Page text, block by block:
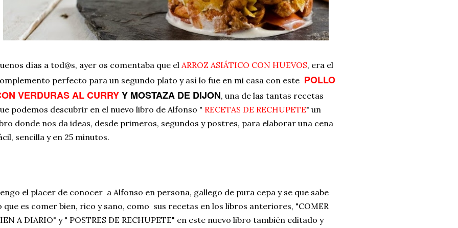
días a tod@s, ayer os comentaba que el ARROZ ASIÁTICO CON HUEVOS, era el
perfecto para un segundo plato y así lo fue en mi casa con este POLLO
VERDURAS AL CURRYY MOSTAZA DE DIJON, una de las tantas recetas
podemos descubrir en el nuevo libro de Alfonso " RECETAS DE RECHUPETE" un
donde nos da ideas, desde primeros, segundos y postres, para elaborar una cena
sencilla y en 25 minutos.
el placer de conocer a Alfonso en persona, gallego de pura cepa y se que sabe
que es comer bien, rico y sano, como sus recetas en los libros anteriores, "COMER
A DIARIO" y " POSTRES DE RECHUPETE" en este nuevo libro también editado y